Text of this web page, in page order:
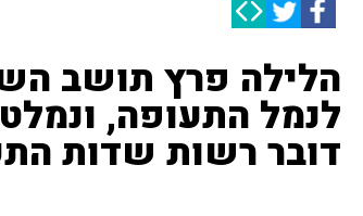
הלילה פרץ תושב
לנמל התעופה,
דובר רשות שדות